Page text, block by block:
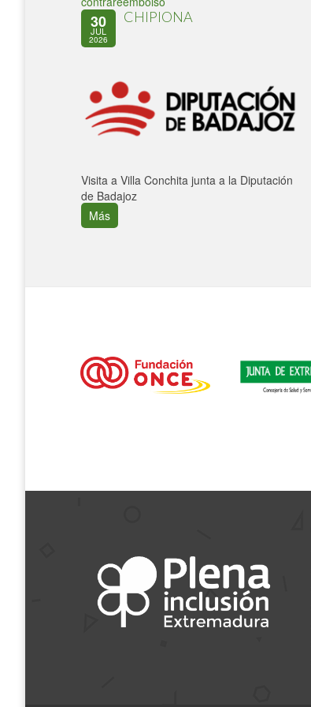
30
JUL
2026
CHIPIONA
Visita a Villa Conchita junta a la Diputación
de Badajoz
Más